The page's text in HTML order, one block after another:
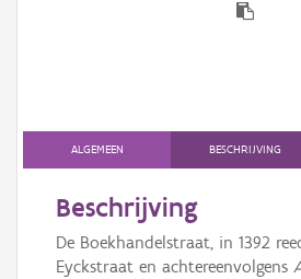
Persoon of collectief
Downloads
Hergebruik
ALGEMEEN BESCHRIJVING
Beschrijving
De Boekhandelstraat, in 1392
Eyckstraat en achtereenvolgens